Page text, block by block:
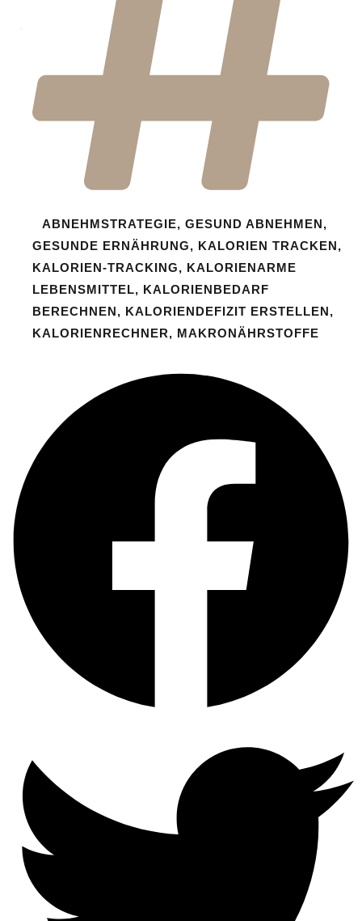
ABNEHMSTRATEGIE, GESUND ABNEHMEN,
GESUNDE ERNÄHRUNG, KALORIEN TRACKEN,
KALORIEN-TRACKING, KALORIENARME
LEBENSMITTEL, KALORIENBEDARF
BERECHNEN, KALORIENDEFIZIT ERSTELLEN,
KALORIENRECHNER, MAKRONÄHRSTOFFE